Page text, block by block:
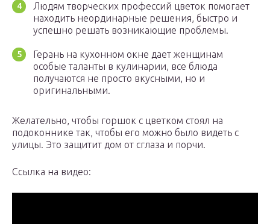
Людям творческих профессий цветок помогает
находить неординарные решения, быстро и
успешно решать возникающие проблемы.
Герань на кухонном окне дает женщинам
особые таланты в кулинарии, все блюда
получаются не просто вкусными, но и
оригинальными.
Желательно, чтобы горшок с цветком стоял на
подоконнике так, чтобы его можно было видеть с
улицы. Это защитит дом от сглаза и порчи.
Ссылка на видео: